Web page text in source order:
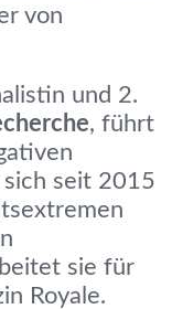
von
und 2.
, führt
seit 2015
sie für
Royale.